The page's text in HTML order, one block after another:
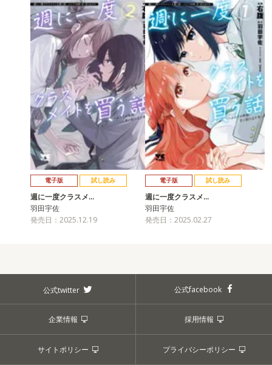
電子版 試し読み
週に一度クラスメ…
羽田宇佐
発売日：2025.12.19
電子版 試し読み
週に一度クラスメ…
羽田宇佐
発売日：2025.02.27
公式twitter 公式facebook
企業情報 採用情報
サイトポリシー プライバシーポリシー